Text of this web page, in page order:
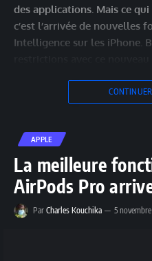
des applications. Mais ce
c’est l’arrivée de nouvelles
Intelligence sur les iPhone.
APPLE
La meilleure
AirPods Pro
Par Charles Kouchika 5